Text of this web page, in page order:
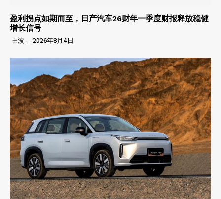
盈利拐点如期而至，日产汽车26财年一季度财报释放稳健
增长信号
王波 - 2026年8月4日